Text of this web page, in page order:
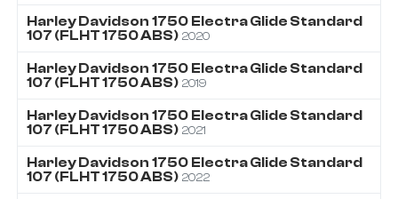
Harley Davidson 1750 Electra Glide Standard
107 (FLHT 1750 ABS) 2020
Harley Davidson 1750 Electra Glide Standard
107 (FLHT 1750 ABS) 2019
Harley Davidson 1750 Electra Glide Standard
107 (FLHT 1750 ABS) 2021
Harley Davidson 1750 Electra Glide Standard
107 (FLHT 1750 ABS) 2022